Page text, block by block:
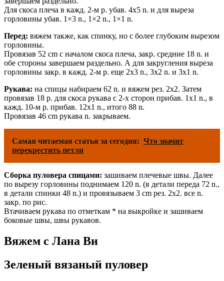
Для скоса плеча в кажд. 2-м p. убав. 4х5 n. и для выреза
горловины убав. 1×3 n., 1×2 n., 1×1 n.
Перед: вяжем также, как спинку, но с более глубоким вырезом
горловины.
Провязав 52 cm с началом скоса плеча, закp. средние 18 n. и
обе стороны завершаем раздельно. А для закругления выреза
горловины закp. в кажд. 2-м p. еще 2х3 n., 3х2 n. и 3х1 n.
Рукава: на спицы набираем 62 n. и вяжем рез. 2х2. Затем
провязав 18 p. для скоса рукава с 2-х сторон прибав. 1х1 n., в
кажд. 10-м p. прибав. 12х1 n., итого 88 n.
Провязав 46 cm рукава n. закрываем.
Самая читаемая статья за сегодня: Что значит
перекрестить петли
Сборка пуловера спицами: зашиваем плечевые швы. Далее
по вырезу горловины поднимаем 120 n. (в детали переда 72 n.,
в детали спинки 48 n.) и провязываем 3 cm рез. 2х2. все n.
закp. по рис.
Втачиваем рукава по отметкам * на выкройке и зашиваем
боковые швы, швы рукавов.
Вяжем с Лана Ви
Зеленый вязаный пуловер